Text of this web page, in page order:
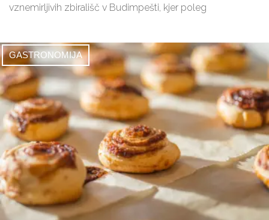
vznemirljivih zbirališč v Budimpešti, kjer poleg
GASTRONOMIJA